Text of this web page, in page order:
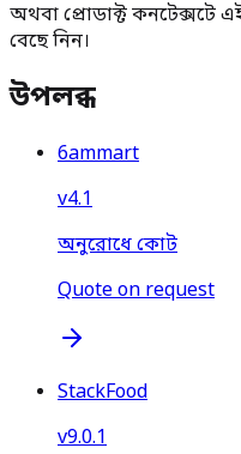
অথবা প্রোডাক্ট কনটেক্সটে
বেছে নিন।
উপলব্ধ
6ammart
v4.1
অনুরোধে কোট
Quote on request
StackFood
v9.0.1